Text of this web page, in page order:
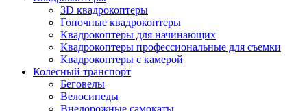
3D квадрокоптеры
Гоночные квадрокоптеры
Квадрокоптеры для начинающих
Квадрокоптеры профессиональные для съемки
Квадрокоптеры с камерой
Колесный транспорт
Беговелы
Велосипеды
Внедорожные самокаты